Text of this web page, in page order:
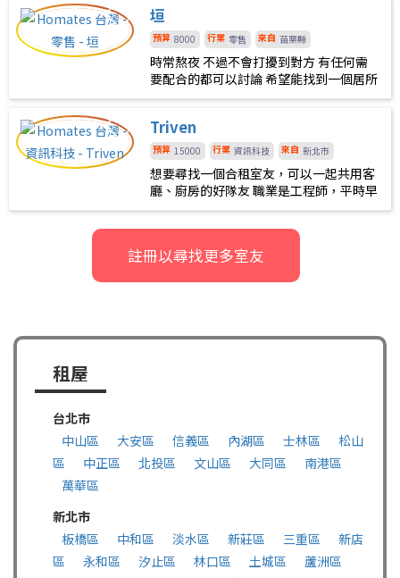
勉強。生活上如果有什麼規矩或需要配合
的地方講出來沒問題會配合有問題我也會
提出來，希望講求溝通。 衛生習慣好、洗
澡或煮飯也會收拾完才離開、不太會帶人
回來也不太介意只希望可以事先告知並且
不要吵到干擾別人就好、配合度高、重視
溝通
垣
預算 8000 行業 零售 來自 苗栗縣
時常熬夜 不過不會打擾到對方 有任何需
要配合的都可以討論 希望能找到一個居所
Triven
預算 15000 行業 資訊科技 來自 新北市
想要尋找一個合租室友，可以一起共用客
廳、廚房的好隊友 職業是工程師，平時早
出晚歸，不是在加班就是運動，假日也有
些活動不在家 性格安靜內斂
註冊以尋找更多室友
租屋
台北市
中山區
大安區 信義區 內湖區 士林區
松山
區
中正區 北投區 文山區 大同區
南港區
萬華區
新北市
板橋區
中和區 淡水區 新莊區 三重區
新店
區
永和區 汐止區 林口區 土城區
蘆洲區